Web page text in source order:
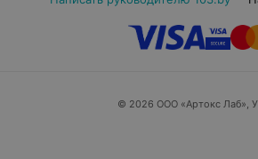
© 2026 ООО «Артокс Лаб»,